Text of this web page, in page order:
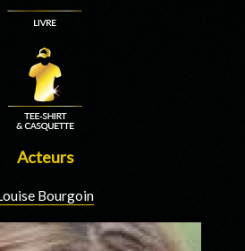
Acteurs
Bourgoin